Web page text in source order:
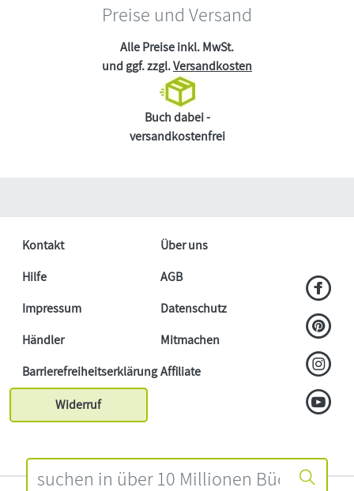
Preise und Versand
Alle Preise inkl. MwSt.
und ggf. zzgl.Versandkosten
Buch dabei -
versandkostenfrei
Kontakt
Über uns
Hilfe
AGB
Impressum
Datenschutz
Händler
Mitmachen
BarrierefreiheitserklärungAffiliate
Widerruf